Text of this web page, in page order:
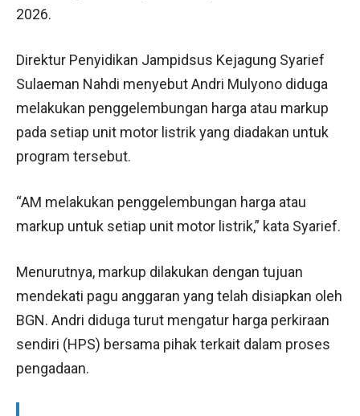
2026.
Direktur Penyidikan Jampidsus Kejagung Syarief
Sulaeman Nahdi menyebut Andri Mulyono diduga
melakukan penggelembungan harga atau markup
pada setiap unit motor listrik yang diadakan untuk
program tersebut.
“AM melakukan penggelembungan harga atau
markup untuk setiap unit motor listrik,” kata Syarief.
Menurutnya, markup dilakukan dengan tujuan
mendekati pagu anggaran yang telah disiapkan oleh
BGN. Andri diduga turut mengatur harga perkiraan
sendiri (HPS) bersama pihak terkait dalam proses
pengadaan.